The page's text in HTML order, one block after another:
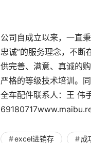
公司自成立以来，一直
忠诚”的服务理念，不
供完善、满意、真诚的
严格的等级技术培训。
全车配件联系人：王
excel进销存 成